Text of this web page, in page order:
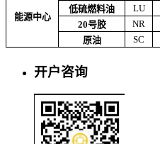
能源中心
低硫燃料油
LU
20号胶
NR
原油
SC
开户咨询